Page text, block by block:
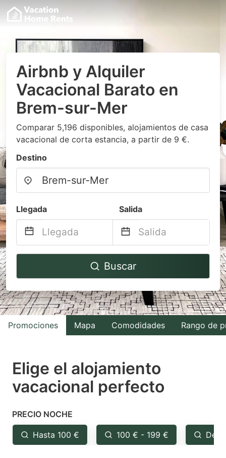
Airbnb y Alquiler
Vacacional Barato en
Brem-sur-Mer
Comparar 5,196 disponibles, alojamientos de casa
vacacional de corta estancia, a partir de 9 €.
Destino
Llegada Salida
Navigate
to
interact
with
the
select
a
Press
the
question
Navigate
to
interact
with
the
select
a
the
question
Buscar
Promociones Mapa Comodidades Rango de
Elige el alojamiento
vacacional perfecto
PRECIO NOCHE
Hasta 100 € 100 € - 199 €